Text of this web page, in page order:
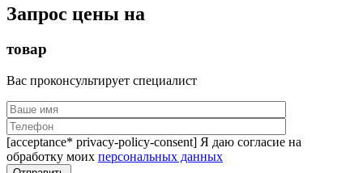
Запрос цены на
товар
Вас проконсультирует специалист
[acceptance* privacy-policy-consent] Я даю согласие на
обработку моих персональных данных